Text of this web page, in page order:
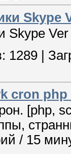
Skype
Skype
1289 |
cron
[php,
/ 15